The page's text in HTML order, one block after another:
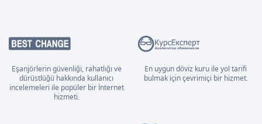
Eşanjörlerin güvenliği, rahatlığı ve
dürüstlüğü hakkında kullanıcı
incelemeleri ile popüler bir İnternet
hizmeti.
En uygun döviz kuru ile yol tarifi
bulmak için çevrimiçi bir hizmet.